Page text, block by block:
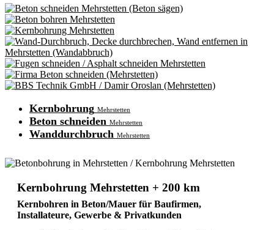
Kernbohrung Mehrstetten
Beton schneiden Mehrstetten
Wanddurchbruch Mehrstetten
Kernbohrung Mehrstetten + 200 km
Kernbohren in Beton/Mauer für Baufirmen,
Installateure, Gewerbe & Privatkunden